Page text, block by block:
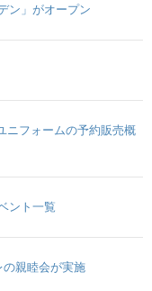
ン」がオープン
ニフォームの予約販売概
ント一覧
親睦会が実施